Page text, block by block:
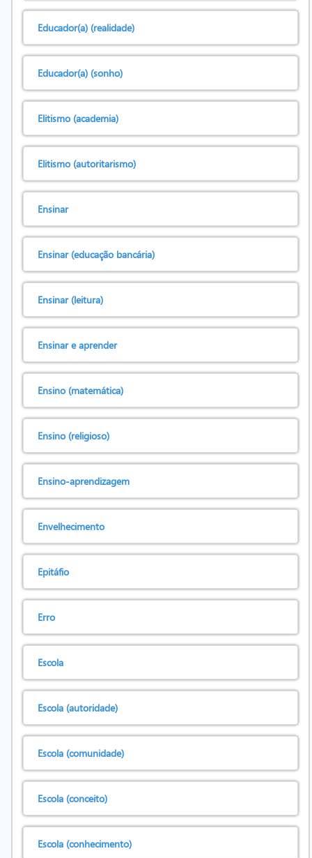
Educador(a) (realidade)
Educador(a) (sonho)
Elitismo (academia)
Elitismo (autoritarismo)
Ensinar
Ensinar (educação bancária)
Ensinar (leitura)
Ensinar e aprender
Ensino (matemática)
Ensino (religioso)
Ensino-aprendizagem
Envelhecimento
Epitáfio
Erro
Escola
Escola (autoridade)
Escola (comunidade)
Escola (conceito)
Escola (conhecimento)